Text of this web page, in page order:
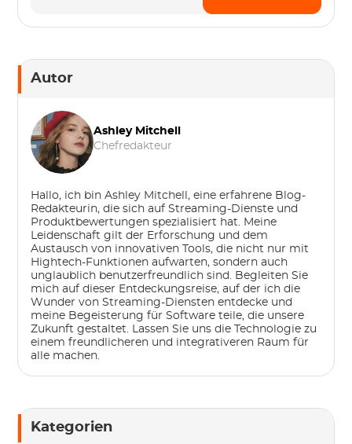
Autor
Ashley Mitchell
Chefredakteur
Hallo, ich bin Ashley Mitchell, eine erfahrene Blog-
Redakteurin, die sich auf Streaming-Dienste und
Produktbewertungen spezialisiert hat. Meine
Leidenschaft gilt der Erforschung und dem
Austausch von innovativen Tools, die nicht nur mit
Hightech-Funktionen aufwarten, sondern auch
unglaublich benutzerfreundlich sind. Begleiten Sie
mich auf dieser Entdeckungsreise, auf der ich die
Wunder von Streaming-Diensten entdecke und
meine Begeisterung für Software teile, die unsere
Zukunft gestaltet. Lassen Sie uns die Technologie zu
einem freundlicheren und integrativeren Raum für
alle machen.
Kategorien